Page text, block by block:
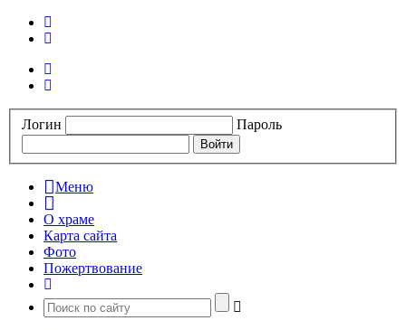
Логин Пароль
Меню
О храме
Карта сайта
Фото
Пожертвование